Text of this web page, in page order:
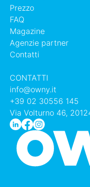
Prezzo
FAQ
Magazine
Agenzie partner
Contatti
CONTATTI
info@owny.it
+39 02 30556 145
Via Volturno 46,